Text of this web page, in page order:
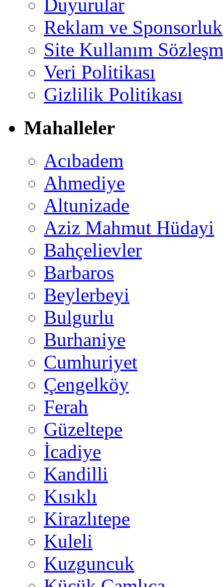
Duyurular
Reklam ve Sponsorluk
Site Kullanım
Veri Politikası
Gizlilik Politikası
Mahalleler
Acıbadem
Ahmediye
Altunizade
Aziz Mahmut Hüdayi
Bahçelievler
Barbaros
Beylerbeyi
Bulgurlu
Burhaniye
Cumhuriyet
Çengelköy
Ferah
Güzeltepe
İcadiye
Kandilli
Kısıklı
Kirazlıtepe
Kuleli
Kuzguncuk